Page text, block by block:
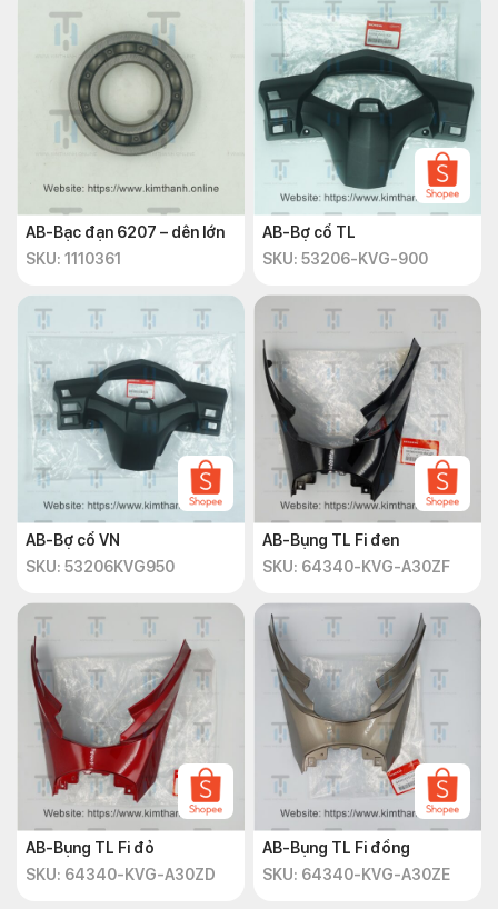
AB-Bạc đạn 6207 – dên lớn
SKU: 1110361
AB-Bợ cổ TL
SKU: 53206-KVG-900
AB-Bợ cổ VN
SKU: 53206KVG950
AB-Bụng TL Fi đen
SKU: 64340-KVG-A30ZF
AB-Bụng TL Fi đỏ
SKU: 64340-KVG-A30ZD
AB-Bụng TL Fi đồng
SKU: 64340-KVG-A30ZE